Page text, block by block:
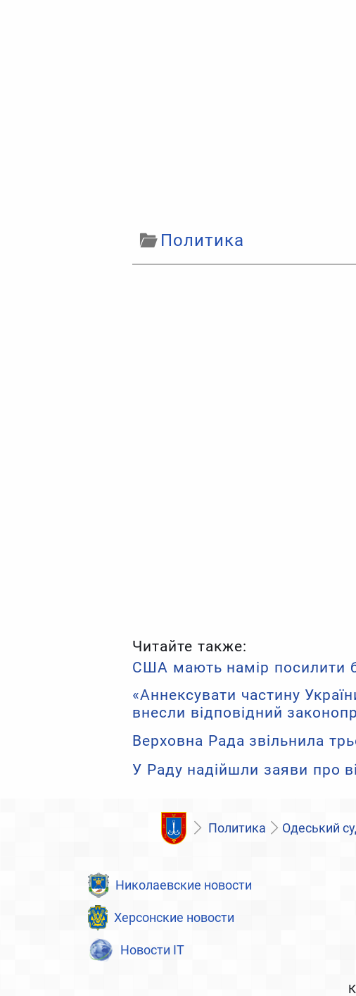
Политика
Читайте также:
США мають намір посилити
«Аннексувати частину
внесли відповідний
Верховна Рада звільнила
У Раду надійшли заяви про
Политика Одеський
Николаевские новости
Херсонские новости
Новости IT